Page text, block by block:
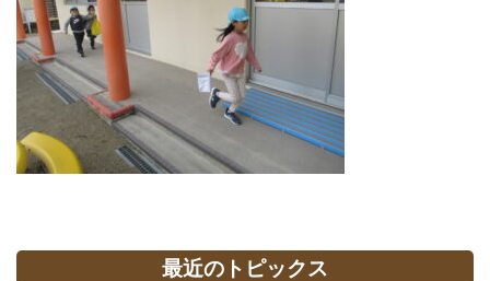
最近のトピックス